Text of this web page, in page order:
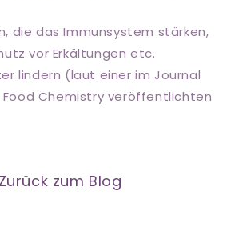
die das Immunsystem stärken,
vor Erkältungen etc.
lindern (laut einer im Journal
Chemistry veröffentlichten
Zurück zum Blog